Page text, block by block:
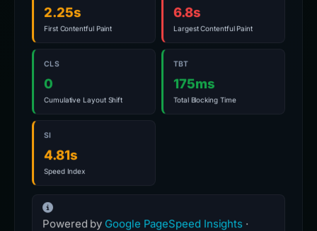
2.25s
First Contentful Paint
6.8s
Largest Contentful Paint
CLS
0
Cumulative Layout Shift
TBT
175ms
Total Blocking Time
SI
4.81s
Speed Index
Powered by Google PageSpeed Insights ·